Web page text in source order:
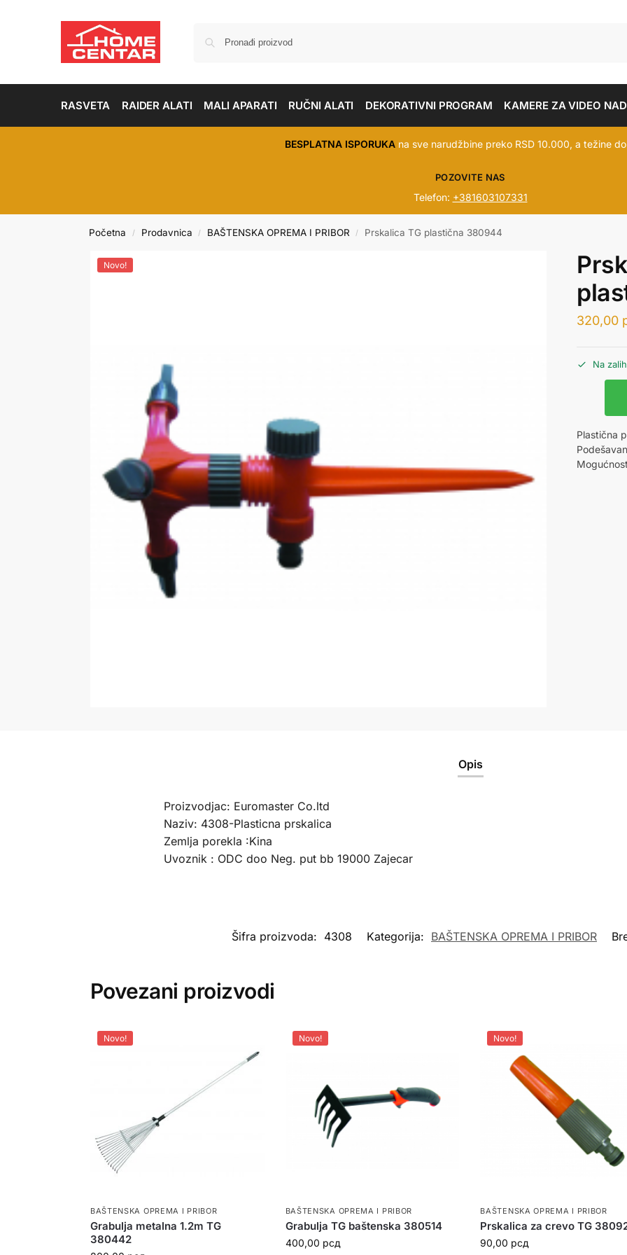
RASVETA RAIDER ALATI MALI APARATI RUČNI ALATI DEKORATIVNI PROGRAM KAMERE ZA VIDEO
BESPLATNA ISPORUKAna sve narudžbine preko RSD 10.000, a težine
POZOVITE NAS
Telefon: +381603107331
Početna / Prodavnica / BAŠTENSKA OPREMA I PRIBOR / Prskalica TG plastična 380944
Novo!
320,00
Na
Plastična
Opis
Proizvodjac: Euromaster Co.ltd
Naziv: 4308-Plasticna prskalica
Zemlja porekla :Kina
Uvoznik : ODC doo Neg. put bb 19000 Zajecar
Šifra proizvoda: 4308 Kategorija: BAŠTENSKA OPREMA I PRIBOR
Povezani proizvodi
Novo!
BAŠTENSKA OPREMA I PRIBOR
Grabulja metalna 1.2m TG
380442
Novo!
BAŠTENSKA OPREMA I PRIBOR
Grabulja TG baštenska 380514
400,00 рсд
Novo!
BAŠTENSKA OPREMA I PRIBOR
Prskalica za crevo TG
90,00 рсд